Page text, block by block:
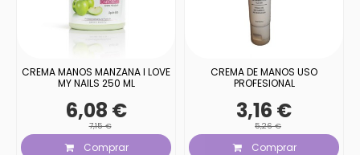
CREMA MANOS MANZANA I LOVE
MY NAILS 250 ML
6,08 €
7,15 €
Comprar
CREMA DE MANOS USO
PROFESIONAL
3,16 €
5,26 €
Comprar